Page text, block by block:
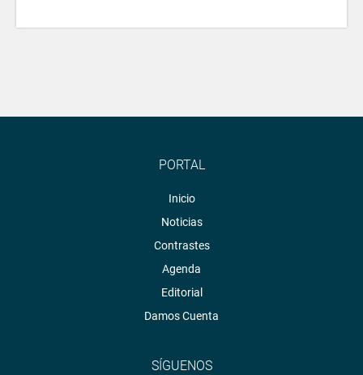
PORTAL
Inicio
Noticias
Contrastes
Agenda
Editorial
Damos Cuenta
SÍGUENOS